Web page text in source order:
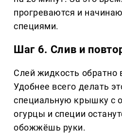
прогреваются и
специями.
Шаг 6. Слив и
Слей жидкость обратно
Удобнее всего делать
специальную крышку с
огурцы и специи
обожжёшь руки.